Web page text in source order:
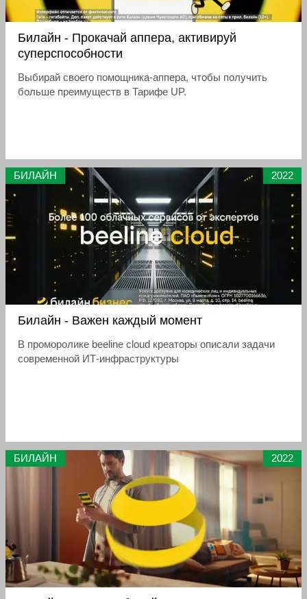
Билайн - Прокачай аппера, активируй
суперспособности
Выбирай своего помощника-аппера, чтобы получить
больше преимуществ в Тарифе UP.
БИЛАЙН 2022
Билайн - Важен каждый момент
В проморолике beeline cloud креаторы описали задачи
современной ИТ-инфраструктуры
БИЛАЙН 2022